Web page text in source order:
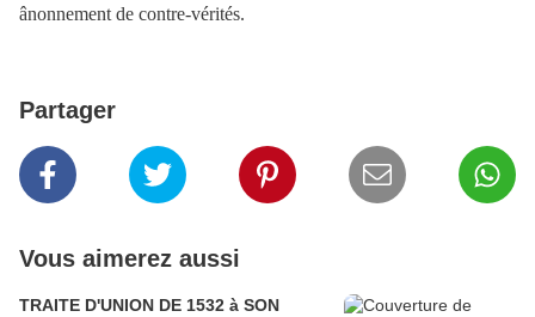
ânonnement de contre-vérités.
Partager
Vous aimerez aussi
TRAITE D'UNION DE 1532 à SON